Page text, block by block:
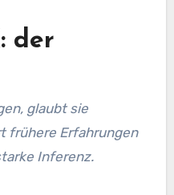
der
glaubt sie
frühere Erfahrungen
Inferenz.